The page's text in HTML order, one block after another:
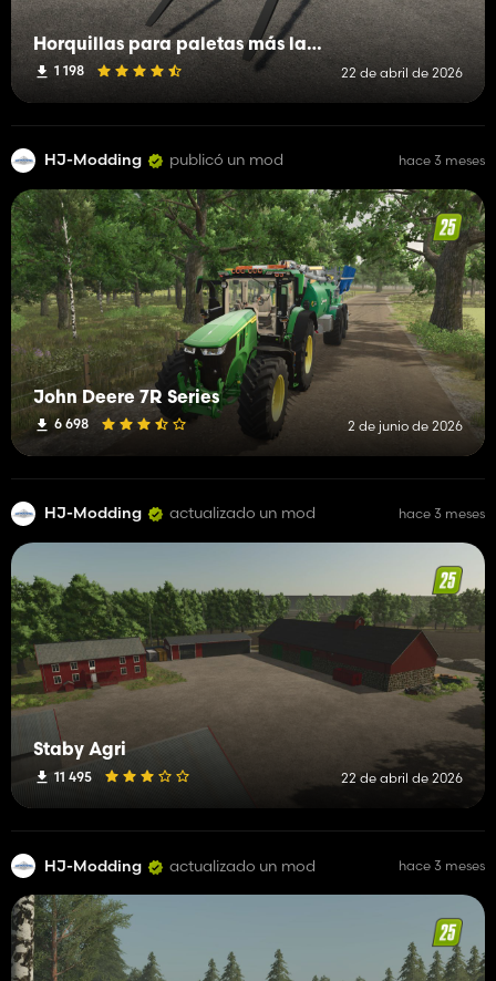
Horquillas para paletas más largas
1 198 22 de abril de 2026
HJ-Modding publicó un mod hace 3 meses
John Deere 7R Series
6 698 2 de junio de 2026
HJ-Modding actualizado un mod hace 3 meses
Staby Agri
11 495 22 de abril de 2026
HJ-Modding actualizado un mod hace 3 meses